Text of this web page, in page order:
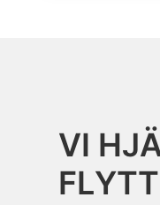
VI